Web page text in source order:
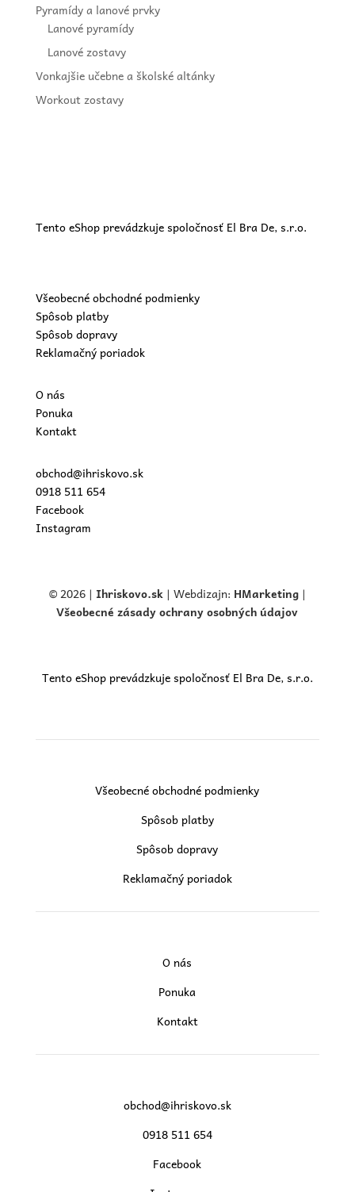
Pyramídy a lanové prvky
Lanové pyramídy
Lanové zostavy
Vonkajšie učebne a školské altánky
Workout zostavy
Tento eShop prevádzkuje spoločnosť El Bra De, s.r.o.
Všeobecné obchodné podmienky
Spôsob platby
Spôsob dopravy
Reklamačný poriadok
O nás
Ponuka
Kontakt
obchod@ihriskovo.sk
0918 511 654
Facebook
Instagram
© 2026 | Ihriskovo.sk| Webdizajn: HMarketing |
Všeobecné zásady ochrany osobných údajov
Tento eShop prevádzkuje spoločnosť El Bra De, s.r.o.
Všeobecné obchodné podmienky
Spôsob platby
Spôsob dopravy
Reklamačný poriadok
O nás
Ponuka
Kontakt
obchod@ihriskovo.sk
0918 511 654
Facebook